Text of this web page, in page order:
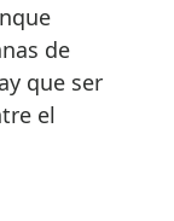
de
que ser
el